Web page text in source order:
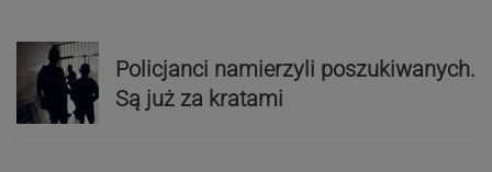
Policjanci namierzyli poszukiwanych.
Są już za kratami